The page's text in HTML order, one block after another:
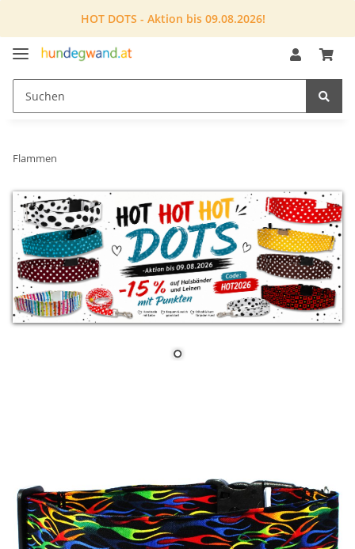
HOT DOTS - Aktion bis 09.08.2026!
Flammen